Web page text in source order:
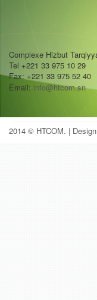
Complexe Hizbut
Tel +221 33 975 10 29
Fax: +221 33 975 52 40
Email: info@htcom.sn
2014 © HTCOM. |